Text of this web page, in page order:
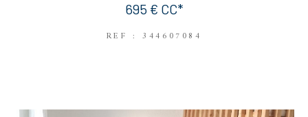
695 € CC*
REF : 344607084